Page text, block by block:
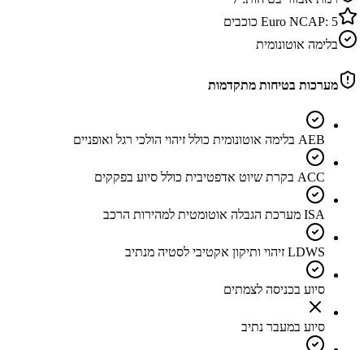
Euro NCAP: 5
כוכבים
בלימה אוטונומית
מערכות בטיחות מתקדמות
AEB בלימה אוטונומית כולל זיהוי הולכי רגל ואופניים
ACC בקרת שיוט אדפטיבית כולל סיוע בפקקים
ISA מערכת הגבלה אוטומטית למהירות הרכב
LDWS זיהוי ותיקון אקטיבי לסטיה מנתיב
סיוע בכניסה לצמתים
סיוע במעבר נתיב